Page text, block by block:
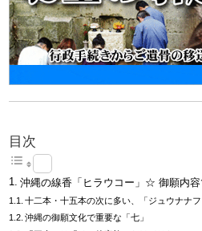
目次
沖縄の線香「ヒラウコー」☆ 御願内
十二本・十五本の次に多い、「ジュウナナフ
沖縄の御願文化で重要な「七」